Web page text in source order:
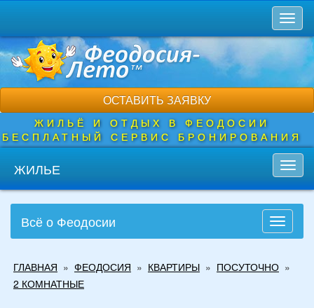
основному
содержанию
ОСТАВИТЬ ЗАЯВКУ
ЖИЛЬЁ И ОТДЫХ В ФЕОДОСИИ
БЕСПЛАТНЫЙ СЕРВИС БРОНИРОВАНИЯ
ЖИЛЬЕ
Toggle
Всё о Феодосии
здесь
ГЛАВНАЯ » ФЕОДОСИЯ » КВАРТИРЫ » ПОСУТОЧНО »
2 КОМНАТНЫЕ